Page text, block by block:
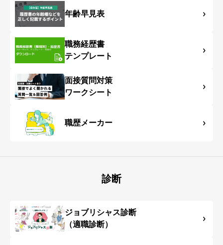
年齢早見表
職務経歴書
テンプレート
面接質問対策
ワークシート
職歴メーカー
診断
ジョブリシャス診断
（適職診断）